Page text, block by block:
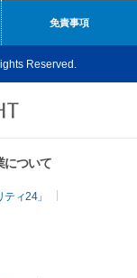
免責事項
Reserved.
について
ィ24」